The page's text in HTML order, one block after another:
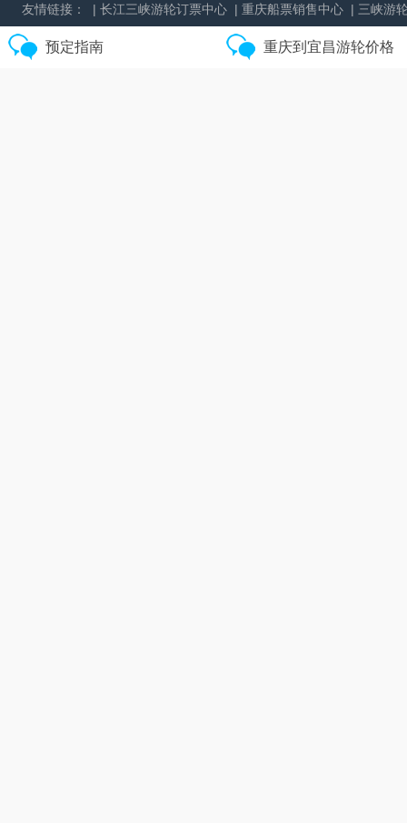
友情链接： | 长江三峡游轮订票中心 | 重庆船票销售中心 | 三峡游
预定指南 重庆到宜昌游轮价格